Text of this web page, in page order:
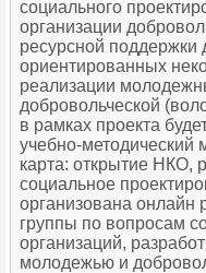
социального
организации
ресурсной поддержки
ориентированных
реализации
добровольческой
в рамках проекта
учебно-
карта: открытие НКО,
социальное
организована онлайн
группы по вопросам
организаций,
молодежью и